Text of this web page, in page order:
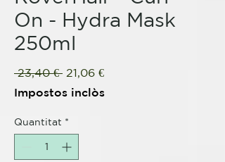
On - Hydra Mask
250ml
23,40 € Preu
normal
21,06 €Preu
Impostos inclòs
Quantitat *